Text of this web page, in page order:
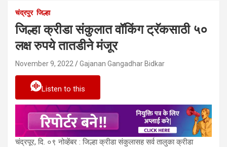
चंद्रपुर जिल्हा
जिल्हा क्रीडा संकुलात वॉकिंग ट्रॅकसाठी ५०
लक्ष रुपये तातडीने मंजूर
November 9, 2022 Gajanan Gangadhar Bidkar
Listen to this
चंद्रपूर, दि. ०९ नोव्हेंबर : जिल्हा क्रीडा संकुलासह सर्व तालुका क्रीडा